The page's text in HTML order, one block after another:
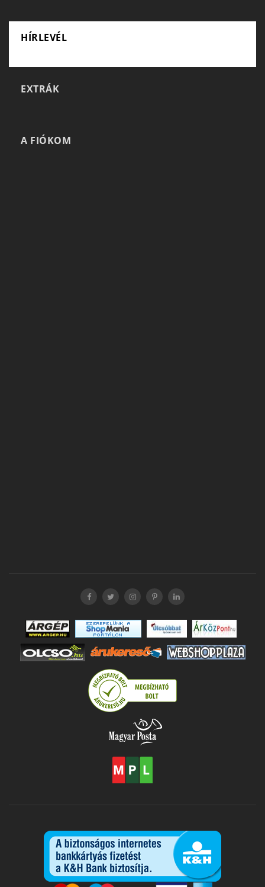
HÍRLEVÉL
EXTRÁK
A FIÓKOM